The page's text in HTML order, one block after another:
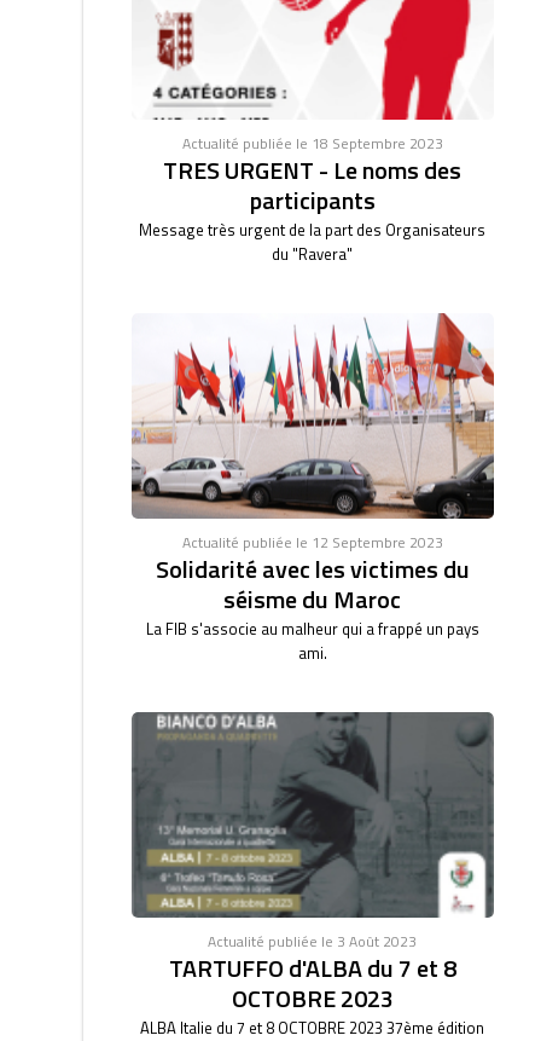
Actualité publiée le 18 Septembre 2023
TRES URGENT - Le noms des
participants
Message très urgent de la part des Organisateurs
du "Ravera"
Actualité publiée le 12 Septembre 2023
Solidarité avec les victimes du
séisme du Maroc
La FIB s'associe au malheur qui a frappé un pays
ami.
Actualité publiée le 3 Août 2023
TARTUFFO d'ALBA du 7 et 8
OCTOBRE 2023
ALBA Italie du 7 et 8 OCTOBRE 2023 37ème édition